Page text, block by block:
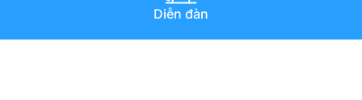
Diễn đàn